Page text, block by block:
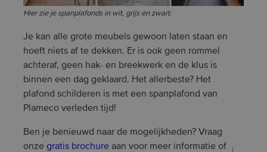
Hier zie je spanplafonds in wit, grijs en zwart.
Je kan alle grote meubels gewoon laten staan en
hoeft niets af te dekken. Er is ook geen rommel
achteraf, geen hak- en breekwerk en de klus is
binnen een dag geklaard. Het allerbeste? Het
plafond schilderen is met een spanplafond van
Plameco verleden tijd!
Ben je benieuwd naar de mogelijkheden? Vraag
onze gratis brochure aan voor meer informatie of